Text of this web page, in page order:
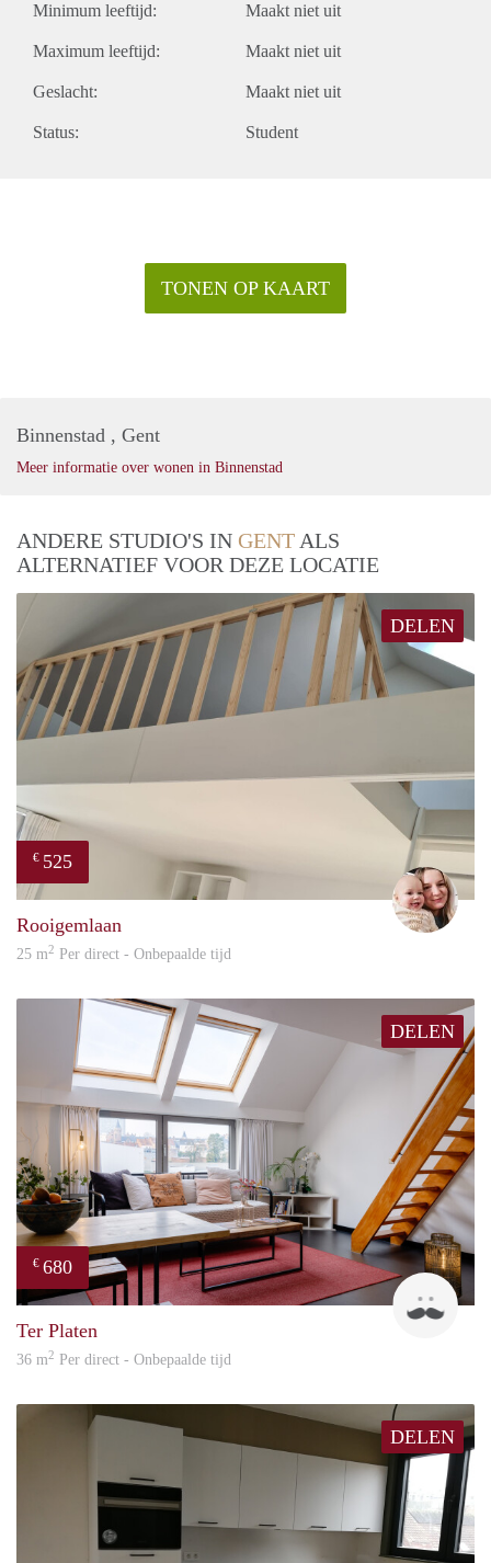
Minimum leeftijd: Maakt niet uit
Maximum leeftijd: Maakt niet uit
Geslacht: Maakt niet uit
Status: Student
TONEN OP KAART
Binnenstad , Gent
Meer informatie over wonen in Binnenstad
ANDERE STUDIO'S IN GENT ALS
ALTERNATIEF VOOR DEZE LOCATIE
DELEN
€ 525
Jilka
Rooigemlaan
25 m2 Per direct - Onbepaalde tijd
DELEN
€ 680
ed
Ter Platen
36 m2 Per direct - Onbepaalde tijd
DELEN